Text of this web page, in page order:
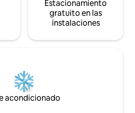
Estacionamiento
gratuito en las
instalaciones
acondicionado